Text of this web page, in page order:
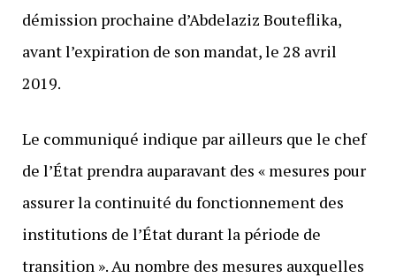
démission prochaine d’Abdelaziz Bouteflika,
avant l’expiration de son mandat, le 28 avril
2019.
Le communiqué indique par ailleurs que le chef
de l’État prendra auparavant des « mesures pour
assurer la continuité du fonctionnement des
institutions de l’État durant la période de
transition ». Au nombre des mesures auxquelles